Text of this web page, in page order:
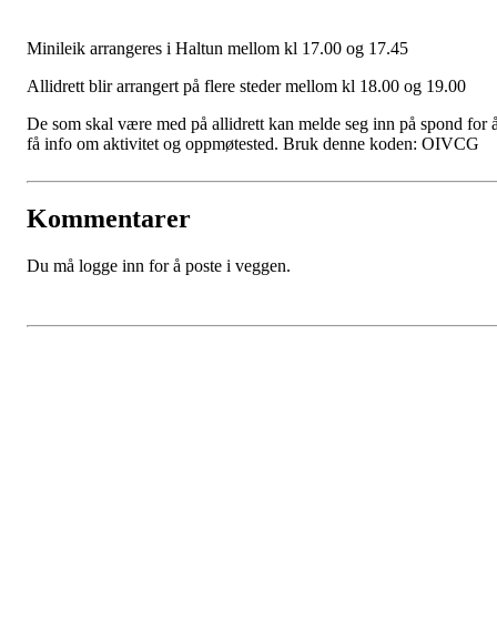
Minileik arrangeres i Haltun mellom kl 17.00 og 17.45
Allidrett blir arrangert på flere steder mellom kl 18.00 og 19.00
De som skal være med på allidrett kan melde seg inn på spond for
få info om aktivitet og oppmøtested. Bruk denne koden: OIVCG
Kommentarer
Du må logge inn for å poste i veggen.